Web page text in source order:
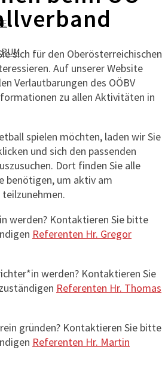
sich für den Oberösterreichischen
Auf unserer Website
Verlautbarungen des OÖBV
zu allen Aktivitäten in
spielen möchten, laden wir Sie
und sich den passenden
Dort finden Sie alle
benötigen, um aktiv am
werden? Kontaktieren Sie bitte
Referenten Hr. Gregor
werden? Kontaktieren Sie
Referenten Hr. Thomas
gründen? Kontaktieren Sie bitte
Referenten Hr. Martin